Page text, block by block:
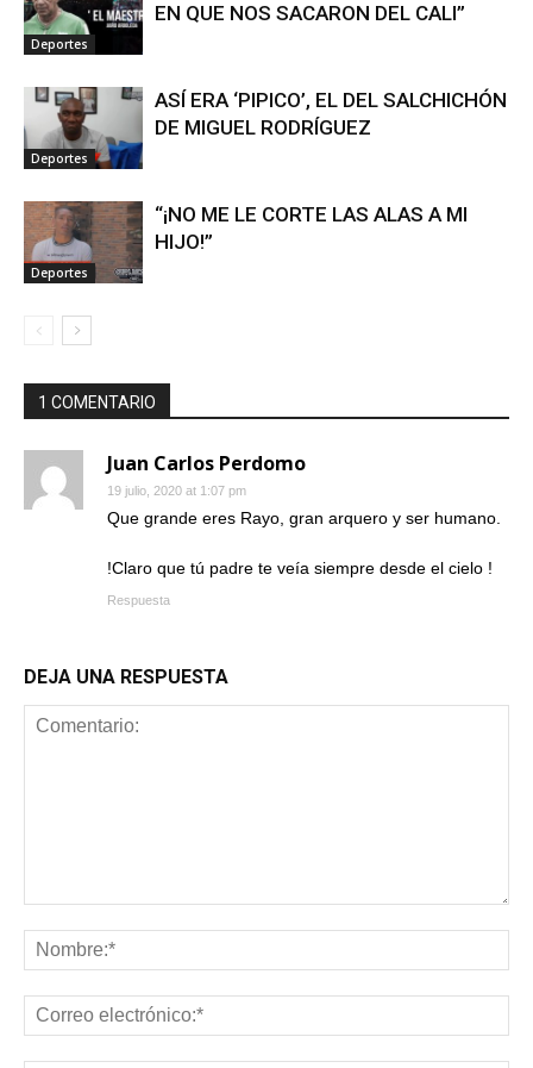
Deportes
EN QUE NOS SACARON DEL CALI”
Deportes
ASÍ ERA ‘PIPICO’, EL DEL SALCHICHÓN
DE MIGUEL RODRÍGUEZ
Deportes
“¡NO ME LE CORTE LAS ALAS A MI
HIJO!”
1 COMENTARIO
Juan Carlos Perdomo
19 julio, 2020 at 1:07 pm
Que grande eres Rayo, gran arquero y ser humano.
!Claro que tú padre te veía siempre desde el cielo !
Respuesta
DEJA UNA RESPUESTA